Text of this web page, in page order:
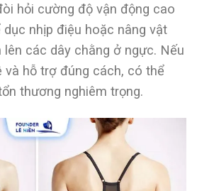
hỏi cường độ vận động cao
dục nhịp điệu hoặc nâng vật
các dây chằng ở ngực. Nếu
và hỗ trợ đúng cách, có thể
thương nghiêm trọng.